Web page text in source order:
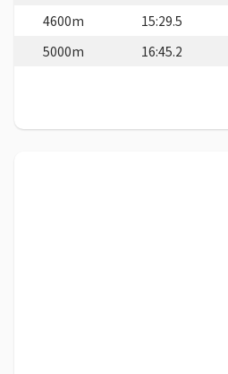
4600m
15:29.5
5000m
16:45.2